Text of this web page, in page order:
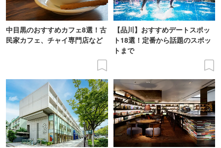
中目黒のおすすめカフェ8選！古
民家カフェ、チャイ専門店など
【品川】おすすめデートスポッ
ト18選！定番から話題のスポッ
トまで